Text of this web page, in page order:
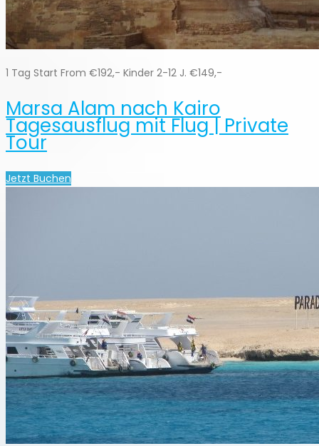
1 Tag Start From €192,- Kinder 2-12 J. €149,-
Marsa Alam nach Kairo
Tagesausflug mit Flug | Private
Tour
Jetzt Buchen